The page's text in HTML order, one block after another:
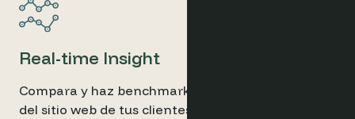
Real-time Insight
Compara y haz benchmarking del rendimiento
del sitio web de tus clientes, en cualquier motor